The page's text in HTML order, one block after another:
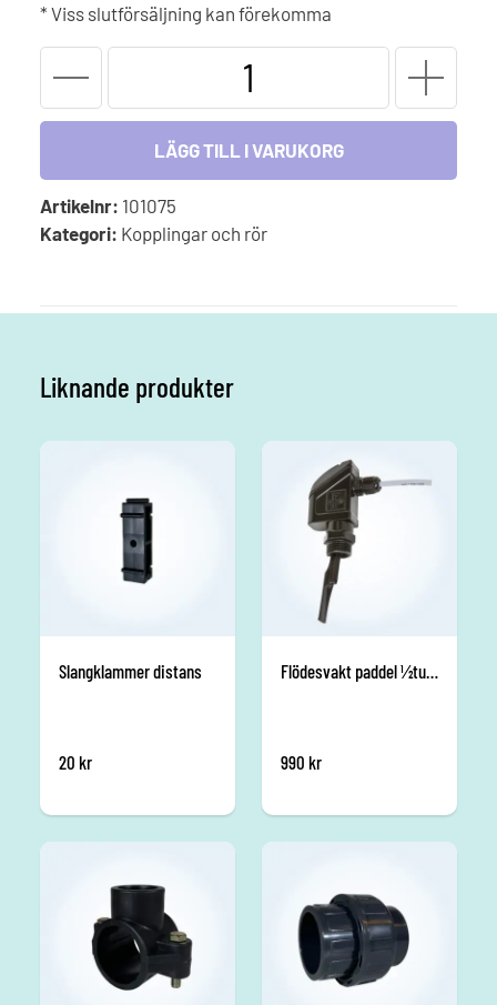
* Viss slutförsäljning kan förekomma
tejp
mängd
LÄGG TILL I VARUKORG
Artikelnr: 101075
Kategori: Kopplingar och rör
Liknande produkter
Slangklammer distans
20 kr
Flödesvakt paddel ½tum plast
990 kr